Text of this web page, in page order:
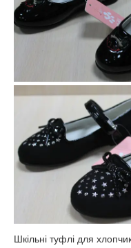
Шкільні туфлі для